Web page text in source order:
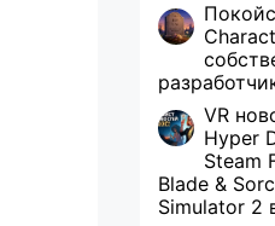
VR
Hyper
Steam
Blade &
Simulator 2